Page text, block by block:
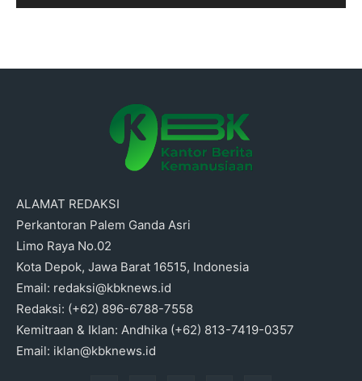
ALAMAT REDAKSI
Perkantoran Palem Ganda Asri
Limo Raya No.02
Kota Depok, Jawa Barat 16515, Indonesia
Email: redaksi@kbknews.id
Redaksi: (+62) 896-6788-7558
Kemitraan & Iklan: Andhika (+62) 813-7419-0357
Email: iklan@kbknews.id